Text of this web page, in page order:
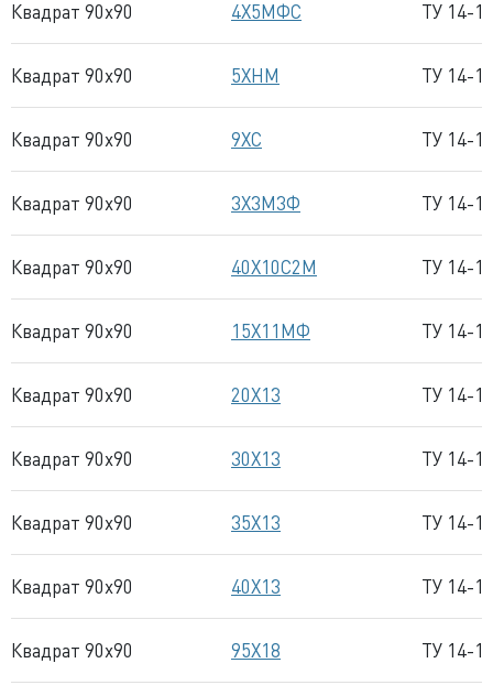
Квадрат 90x90 4Х5МФС ТУ 14-
Квадрат 90x90 5ХНМ ТУ 14-
Квадрат 90x90 9ХС ТУ 14-
Квадрат 90x90 3Х3М3Ф ТУ 14-
Квадрат 90x90 40Х10С2М ТУ 14-
Квадрат 90x90 15Х11МФ ТУ 14-
Квадрат 90x90 20Х13 ТУ 14-
Квадрат 90x90 30Х13 ТУ 14-
Квадрат 90x90 35Х13 ТУ 14-
Квадрат 90x90 40Х13 ТУ 14-
Квадрат 90x90 95Х18 ТУ 14-